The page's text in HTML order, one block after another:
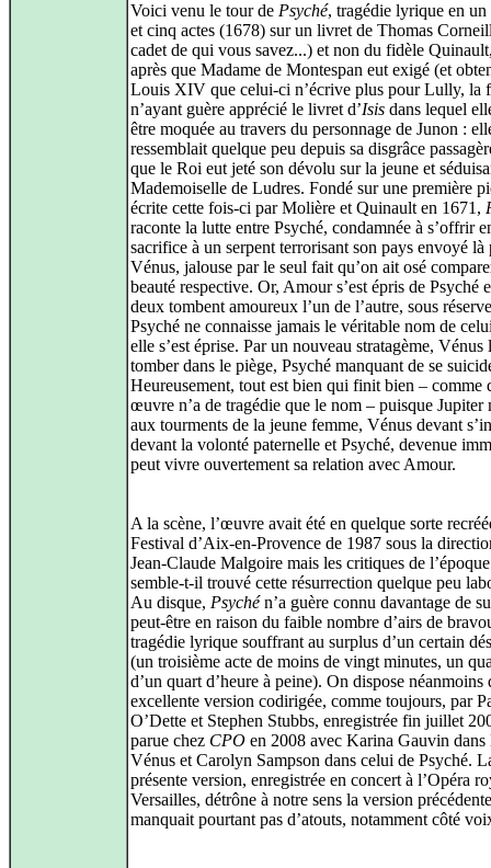
Voici venu le tour de Psyché, tragédie lyrique en
et cinq actes (1678) sur un livret de Thomas
cadet de qui vous savez...) et non du fidèle
après que Madame de Montespan eut exigé (et
Louis XIV que celui‑ci n’écrive plus pour Lully, la
n’ayant guère apprécié le livret d’Isis dans lequel
être moquée au travers du personnage de Junon :
ressemblait quelque peu depuis sa disgrâce
que le Roi eut jeté son dévolu sur la jeune et
Mademoiselle de Ludres. Fondé sur une première
écrite cette fois‑ci par Molière et Quinault en 1671,
raconte la lutte entre Psyché, condamnée à s’offrir
sacrifice à un serpent terrorisant son pays envoyé là
Vénus, jalouse par le seul fait qu’on ait osé
beauté respective. Or, Amour s’est épris de Psyché
deux tombent amoureux l’un de l’autre, sous
Psyché ne connaisse jamais le véritable nom de
elle s’est éprise. Par un nouveau stratagème, Vénus
tomber dans le piège, Psyché manquant de se
Heureusement, tout est bien qui finit bien – comme
œuvre n’a de tragédie que le nom – puisque Jupiter
aux tourments de la jeune femme, Vénus devant
devant la volonté paternelle et Psyché, devenue
peut vivre ouvertement sa relation avec Amour.
A la scène, l’œuvre avait été en quelque sorte
Festival d’Aix‑en‑Provence de 1987 sous la
Jean‑Claude Malgoire mais les critiques de
semble‑t‑il trouvé cette résurrection quelque peu
Au disque, Psychén’a guère connu davantage de
peut‑être en raison du faible nombre d’airs de
tragédie lyrique souffrant au surplus d’un certain
(un troisième acte de moins de vingt minutes, un
d’un quart d’heure à peine). On dispose néanmoins
excellente version codirigée, comme toujours, par
O’Dette et Stephen Stubbs, enregistrée fin juillet
parue chez CPO en 2008 avec Karina Gauvin dans
Vénus et Carolyn Sampson dans celui de Psyché.
présente version, enregistrée en concert à l’Opéra
Versailles, détrône à notre sens la version
manquait pourtant pas d’atouts, notamment côté